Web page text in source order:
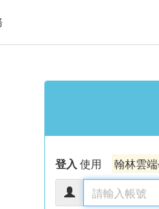
登入 使用 翰林雲